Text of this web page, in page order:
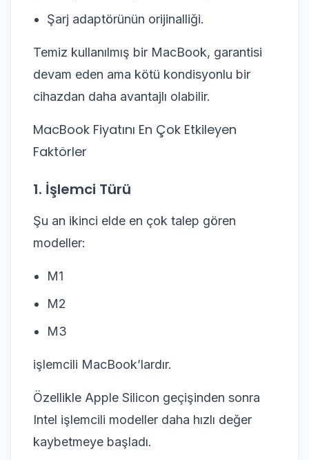
Şarj adaptörünün orijinalliği.
Temiz kullanılmış bir MacBook, garantisi
devam eden ama kötü kondisyonlu bir
cihazdan daha avantajlı olabilir.
MacBook Fiyatını En Çok Etkileyen
Faktörler
1. İşlemci Türü
Şu an ikinci elde en çok talep gören
modeller:
M1
M2
M3
işlemcili MacBook’lardır.
Özellikle Apple Silicon geçişinden sonra
Intel işlemcili modeller daha hızlı değer
kaybetmeye başladı.